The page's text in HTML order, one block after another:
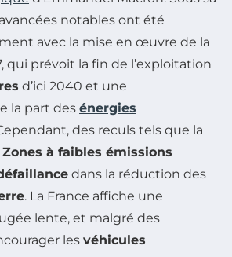
notables ont été
avec la mise en œuvre de la
qui prévoit la fin de l’exploitation
d’ici 2040 et une
la part des énergies
des reculs tels que la
Zones à faibles émissions
dans la réduction des
. La France affiche une
lente, et malgré des
les véhicules